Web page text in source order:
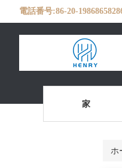
電話番号:86-20-
家
ホ